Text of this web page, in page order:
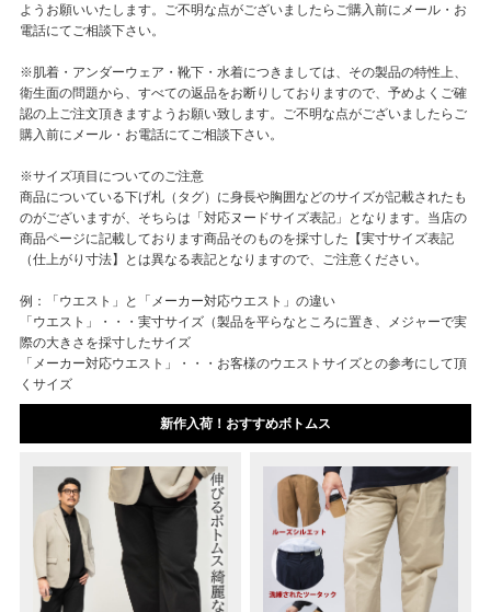
ようお願いいたします。ご不明な点がございましたらご購入前にメール・お
電話にてご相談下さい。
※肌着・アンダーウェア・靴下・水着につきましては、その製品の特性上、
衛生面の問題から、すべての返品をお断りしておりますので、予めよくご確
認の上ご注文頂きますようお願い致します。ご不明な点がございましたらご
購入前にメール・お電話にてご相談下さい。
※サイズ項目についてのご注意
商品についている下げ札（タグ）に身長や胸囲などのサイズが記載されたも
のがございますが、そちらは「対応ヌードサイズ表記」となります。当店の
商品ページに記載しております商品そのものを採寸した【実寸サイズ表記
（仕上がり寸法】とは異なる表記となりますので、ご注意ください。
例：「ウエスト」と「メーカー対応ウエスト」の違い
「ウエスト」・・・実寸サイズ（製品を平らなところに置き、メジャーで実
際の大きさを採寸したサイズ
「メーカー対応ウエスト」・・・お客様のウエストサイズとの参考にして頂
くサイズ
新作入荷！おすすめボトムス